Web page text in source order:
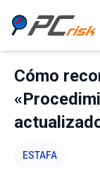
Cómo
ESTAFA